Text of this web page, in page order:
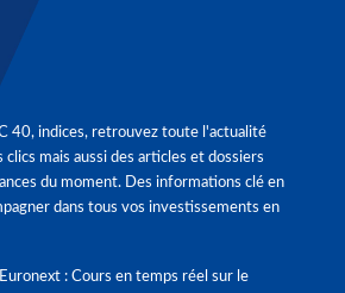
40, indices, retrouvez toute l'actualité
clics mais aussi des articles et dossiers
du moment. Des informations clé en
dans tous vos investissements en
: Cours en temps réel sur le